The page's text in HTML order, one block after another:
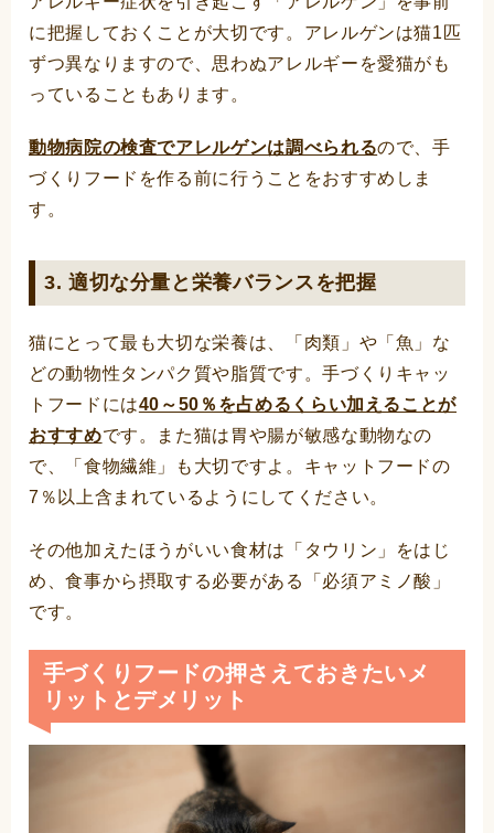
に把握しておくことが大切です。アレルゲンは猫1匹
ずつ異なりますので、思わぬアレルギーを愛猫がも
っていることもあります。
動物病院の検査でアレルゲンは調べられるので、手
づくりフードを作る前に行うことをおすすめしま
す。
3. 適切な分量と栄養バランスを把握
猫にとって最も大切な栄養は、「肉類」や「魚」な
どの動物性タンパク質や脂質です。手づくりキャッ
トフードには40～50％を占めるくらい加えることが
おすすめです。また猫は胃や腸が敏感な動物なの
で、「食物繊維」も大切ですよ。キャットフードの
7％以上含まれているようにしてください。
その他加えたほうがいい食材は「タウリン」をはじ
め、食事から摂取する必要がある「必須アミノ酸」
です。
手づくりフードの押さえておきたいメ
リットとデメリット